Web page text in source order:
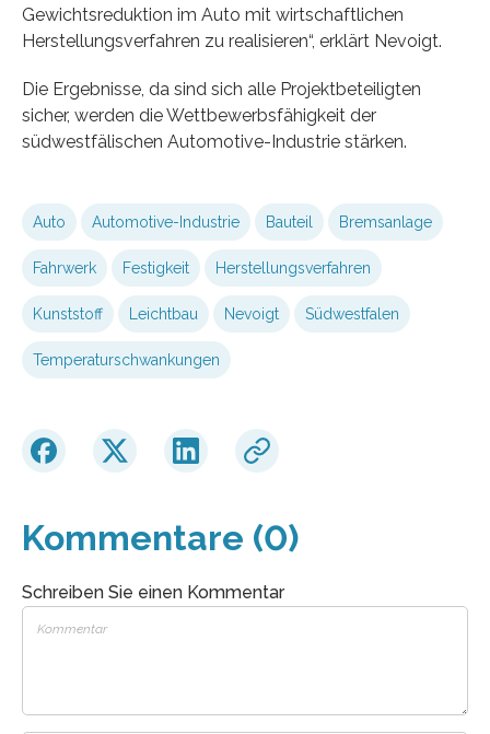
Gewichtsreduktion im Auto mit wirtschaftlichen
Herstellungsverfahren zu realisieren“, erklärt Nevoigt.
Die Ergebnisse, da sind sich alle Projektbeteiligten
sicher, werden die Wettbewerbsfähigkeit der
südwestfälischen Automotive-Industrie stärken.
Auto Automotive-Industrie Bauteil Bremsanlage
Fahrwerk Festigkeit Herstellungsverfahren
Kunststoff Leichtbau Nevoigt Südwestfalen
Temperaturschwankungen
Kommentare (0)
Schreiben Sie einen Kommentar